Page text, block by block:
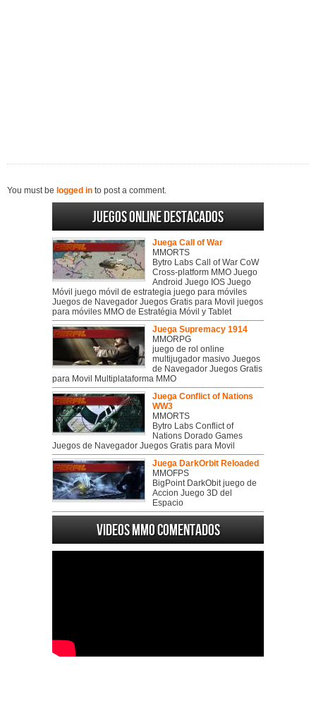
You must be logged in to post a comment.
Juegos online destacados
Juega Call of War
MMORTS
Bytro Labs Call of War CoW
Cross-platform MMO Juego
Android Juego IOS Juego
Móvil juego móvil de estrategia juego para móviles
Juegos de Navegador Juegos Gratis para Movil juegos
para móviles MMO de Estratégia Móvil y Tablet
Juega Supremacy 1914
MMORPG
juego de rol online
multijugador masivo Juegos
de Navegador Juegos Gratis
para Movil Multiplataforma MMO
Juega Conflict of Nations
WW3
MMORTS
Bytro Labs Conflict of
Nations Dorado Games
Juegos de Navegador Juegos Gratis para Movil
Juega DarkOrbit Reloaded
MMOFPS
BigPoint DarkObit juego de
Accion Juego 3D del
Espacio
Videos MMO Comentados